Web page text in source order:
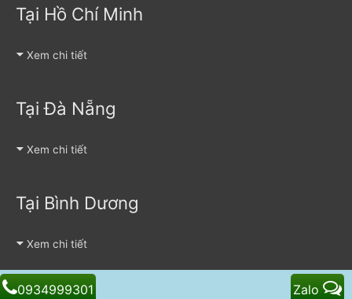
Tại Hồ Chí Minh
Xem chi tiết
Tại Đà Nẵng
Xem chi tiết
Tại Bình Dương
Xem chi tiết
0934999301 Zalo